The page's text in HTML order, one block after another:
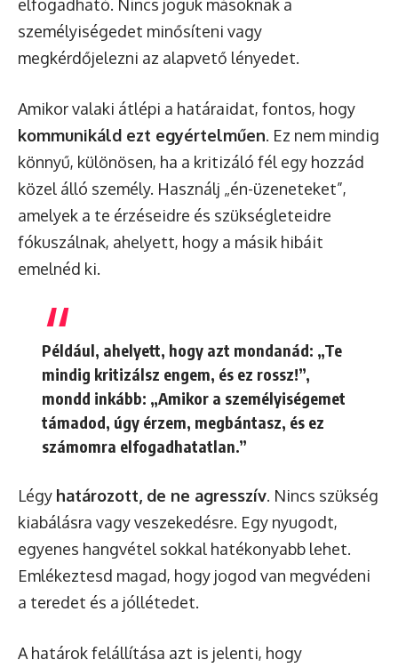
elfogadható. Nincs joguk másoknak a
személyiségedet minősíteni vagy
megkérdőjelezni az alapvető lényedet.
Amikor valaki átlépi a határaidat, fontos, hogy
kommunikáld ezt egyértelműen. Ez nem mindig
könnyű, különösen, ha a kritizáló fél egy hozzád
közel álló személy. Használj „én-üzeneteket”,
amelyek a te érzéseidre és szükségleteidre
fókuszálnak, ahelyett, hogy a másik hibáit
emelnéd ki.
Például, ahelyett, hogy azt mondanád: „Te
mindig kritizálsz engem, és ez rossz!”,
mondd inkább: „Amikor a személyiségemet
támadod, úgy érzem, megbántasz, és ez
számomra elfogadhatatlan.”
Légy határozott, de ne agresszív. Nincs szükség
kiabálásra vagy veszekedésre. Egy nyugodt,
egyenes hangvétel sokkal hatékonyabb lehet.
Emlékeztesd magad, hogy jogod van megvédeni
a teredet és a jóllétedet.
A határok felállítása azt is jelenti, hogy